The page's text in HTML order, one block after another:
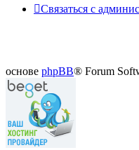
Связаться с
основе phpBB® Forum